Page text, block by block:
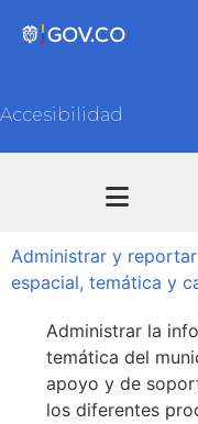
Accesibilidad
Administrar y
espacial, temática y
Administrar la
temática del
apoyo y de
los diferentes